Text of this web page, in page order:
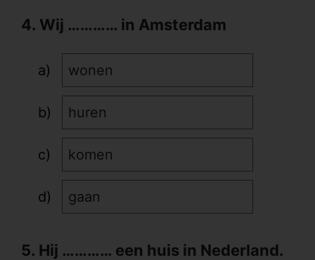
4. Wij ………… in Amsterdam
wonen
huren
komen
gaan
5. Hij ………… een huis in Nederland.